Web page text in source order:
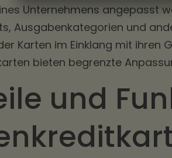
Unternehmens angepasst
Ausgabenkategorien und
Karten im Einklang mit ihren
bieten begrenzte
und